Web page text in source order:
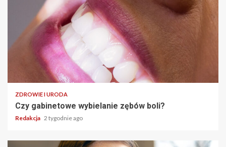
ZDROWIE I URODA
Czy gabinetowe wybielanie zębów boli?
Redakcja 2 tygodnie ago